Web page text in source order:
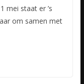
mei staat er ’s
om samen met